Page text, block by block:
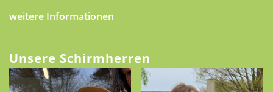
weitere Informationen
Unsere Schirmherren